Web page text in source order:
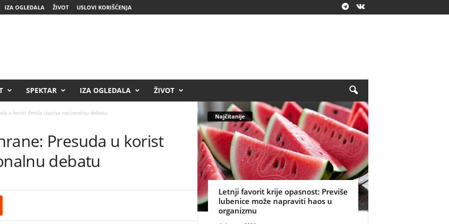
IZA OGLEDALA ŽIVOT USLOVI KORIŠĆENJA
SPEKTAR IZA OGLEDALA ŽIVOT
u korist Amiša izaziva nacionalnu debatu
Presuda u korist
debatu
Najčitanije
Letnji favorit krije opasnost: Previše
lubenice može napraviti haos u
organizmu